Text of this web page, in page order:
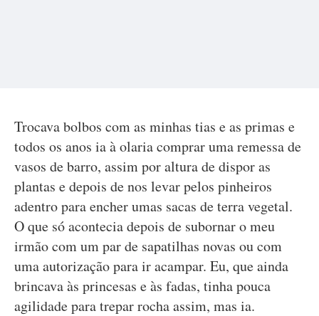
Trocava bolbos com as minhas tias e as primas e
todos os anos ia à olaria comprar uma remessa de
vasos de barro, assim por altura de dispor as
plantas e depois de nos levar pelos pinheiros
adentro para encher umas sacas de terra vegetal.
O que só acontecia depois de subornar o meu
irmão com um par de sapatilhas novas ou com
uma autorização para ir acampar. Eu, que ainda
brincava às princesas e às fadas, tinha pouca
agilidade para trepar rocha assim, mas ia.